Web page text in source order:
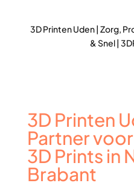
3D Printen Uden | Zorg,
& Snel |
3D Printen
Partner
3D Prints
Brabant